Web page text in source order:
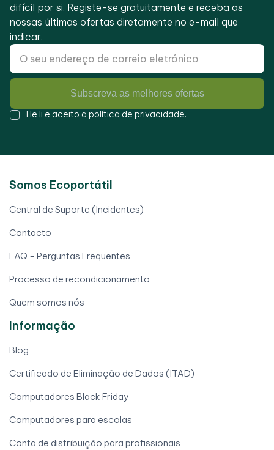
difícil por si. Registe-se gratuitamente e receba as
nossas últimas ofertas diretamente no e-mail que
indicar.
Subscreva as melhores ofertas
He li e aceito a política de privacidade.
Somos Ecoportátil
Central de Suporte (Incidentes)
Contacto
FAQ - Perguntas Frequentes
Processo de recondicionamento
Quem somos nós
Informação
Blog
Certificado de Eliminação de Dados (ITAD)
Computadores Black Friday
Computadores para escolas
Conta de distribuição para profissionais